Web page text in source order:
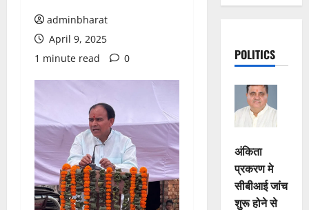
adminbharat
April 9, 2025
1 minute read
0 POLITICS
अंकिता
प्रकरण मे
सीबीआई जांच
शुरू होने से